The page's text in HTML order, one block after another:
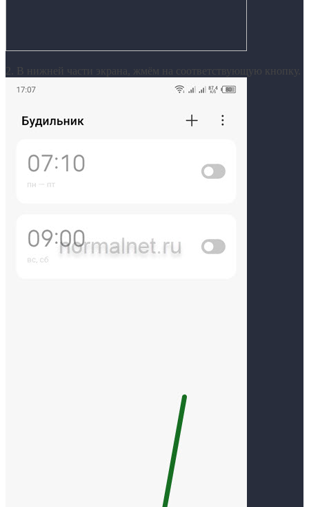
2. В нижней части экрана, жмём на соответствующую кнопку.